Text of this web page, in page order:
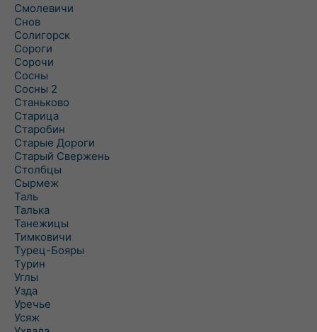
Смолевичи
Снов
Солигорск
Сороги
Сорочи
Сосны
Сосны 2
Станьково
Старица
Старобин
Старые Дороги
Старый Свержень
Столбцы
Сырмеж
Таль
Талька
Танежицы
Тимковичи
Турец-Бояры
Турин
Углы
Узда
Уречье
Усяж